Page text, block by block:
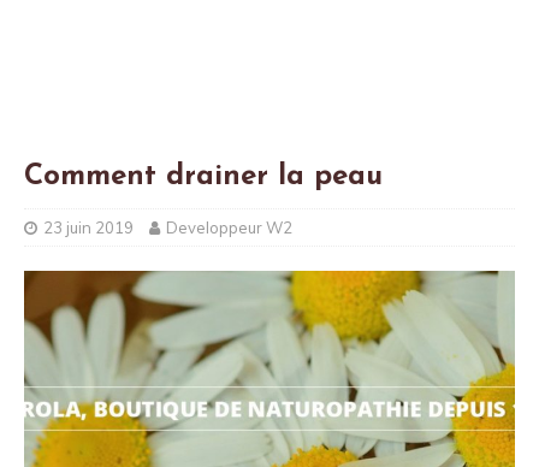
Comment drainer la peau
23 juin 2019 Developpeur W2